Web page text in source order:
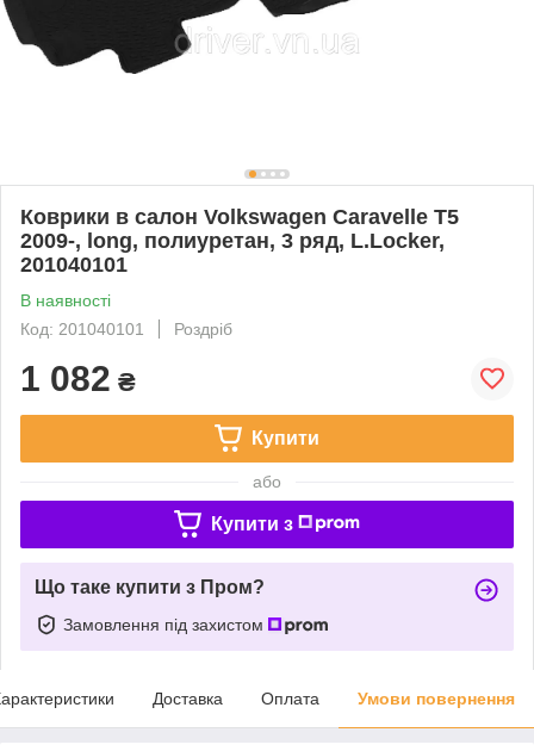
Коврики в салон Volkswagen Caravelle T5
2009-, long, полиуретан, 3 ряд, L.Locker,
201040101
В наявності
Код: 201040101
Роздріб
1 082 ₴
Купити
або
Купити з
Що таке купити з Пром?
Замовлення під захистом
Доставка Оплата Умови повернення